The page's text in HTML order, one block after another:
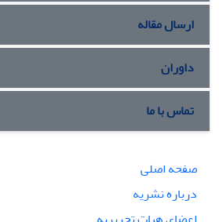
ارسال مقاله
داوران
تماس با ما
صفحه اصلی
درباره نشریه